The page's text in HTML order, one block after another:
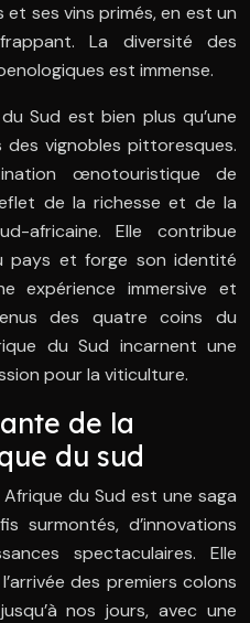
ses vins primés, en est un
La diversité des
est immense.
Sud est bien plus qu’une
vignobles pittoresques.
œnotouristique de
de la richesse et de la
africaine. Elle contribue
pays et forge son identité
expérience immersive et
des quatre coins du
du Sud incarnent une
pour la viticulture.
de la
du sud
du Sud est une saga
surmontés, d’innovations
spectaculaires. Elle
des premiers colons
nos jours, avec une